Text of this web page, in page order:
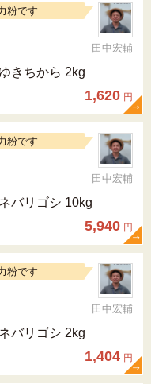
粉です
田中宏輔
きちから 2kg
1,620 円
粉です
田中宏輔
バリゴシ 10kg
5,940 円
粉です
田中宏輔
バリゴシ 2kg
1,404 円